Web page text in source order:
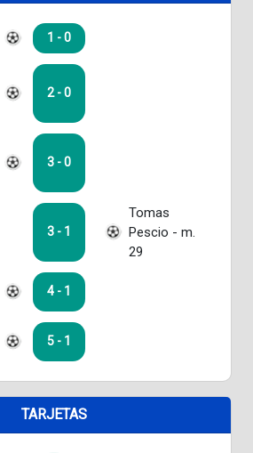
1 - 0
2 - 0
3 - 0
3 - 1
Tomas
Pescio - m.
29
4 - 1
5 - 1
TARJETAS